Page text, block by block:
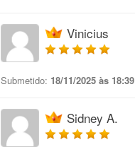
Vinicius
Submetido: 18/11/2025 às 18:39
Sidney A.